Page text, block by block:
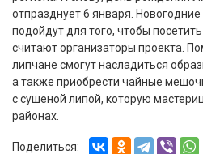
отпразднует 6 января.
подойдут для того, чтобы
считают организаторы проекта.
липчане смогут насладиться
а также приобрести чайные
с сушеной липой, которую
районах.
Поделиться: